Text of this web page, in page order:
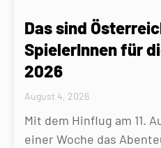
Das sind
SpielerInnen für
2026
August 4, 2026
Mit dem Hinflug am 11.
einer Woche das